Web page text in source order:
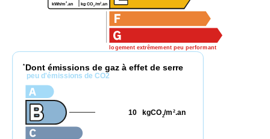
logement extrêmement peu performant
kWh/m2.an kg CO2/m2 .an
* Dont émissions de gaz à effet de serre
peu d'émissions de CO2
kgCO2/m 2.an
10